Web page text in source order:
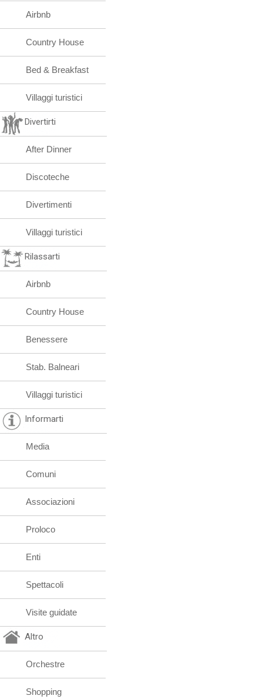
Airbnb
Country House
Bed & Breakfast
Villaggi turistici
Divertirti
After Dinner
Discoteche
Divertimenti
Villaggi turistici
Rilassarti
Airbnb
Country House
Benessere
Stab. Balneari
Villaggi turistici
Informarti
Media
Comuni
Associazioni
Proloco
Enti
Spettacoli
Visite guidate
Altro
Orchestre
Shopping